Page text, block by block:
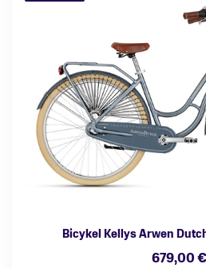
Bicykel Kellys Arwen
679,00 €